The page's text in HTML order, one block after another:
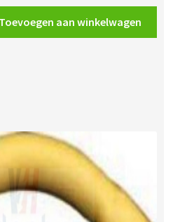
Toevoegen aan winkelwagen